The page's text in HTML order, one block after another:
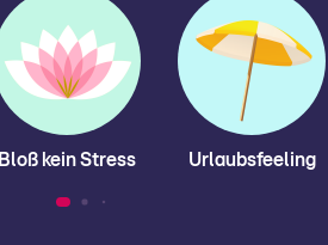
Bloß kein Stress Urlaubsfeeling